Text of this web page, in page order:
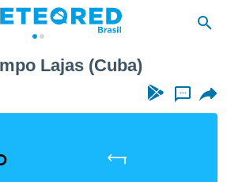
Lajas (Cuba)
...